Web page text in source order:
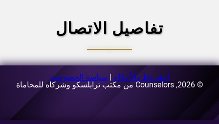
تفاصيل الاتصال
البريد الإلكتروني: [email protected]
63-69 شارع Buzesti، المبنى A3، الطابق الخامس،
الشروط والأحكام | سياسة الخصوصية
© 2026, Counselors من مكتب ترايلسكو وشركاه للمحاماة